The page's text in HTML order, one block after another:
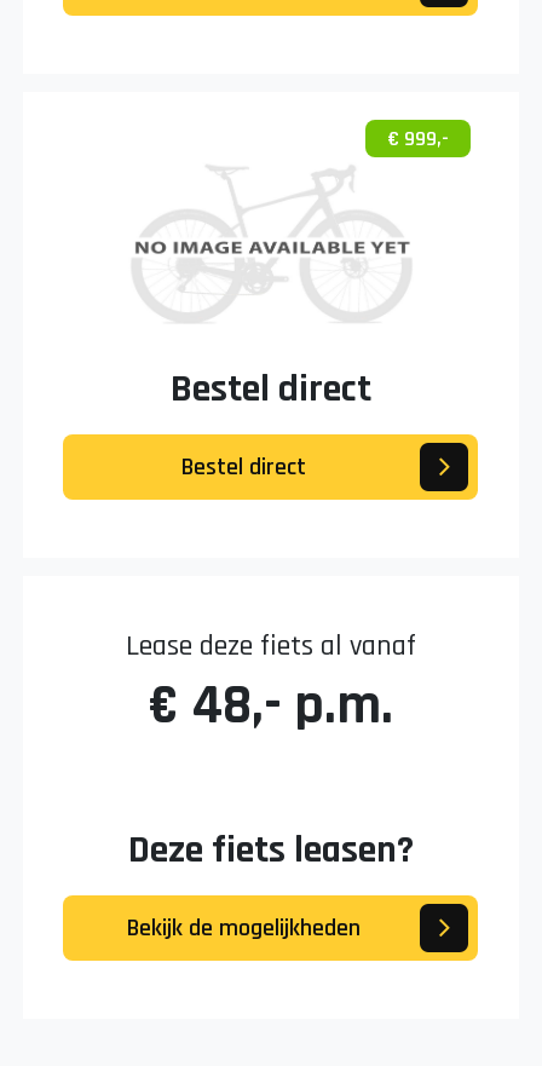
€ 999,-
Bestel direct
Bestel direct
Lease deze fiets al vanaf
€ 48,- p.m.
Deze fiets leasen?
Bekijk de mogelijkheden